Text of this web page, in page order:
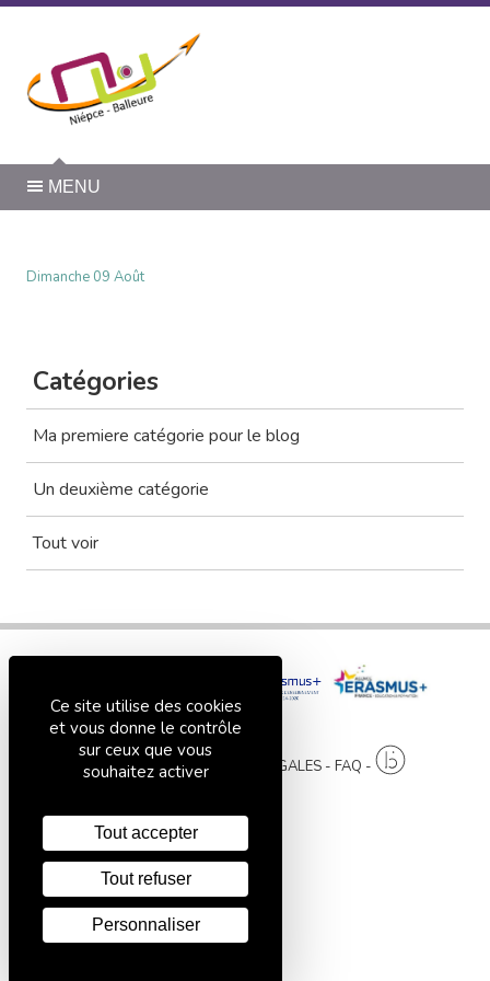
MENU
Dimanche 09 Août
Catégories
Ma premiere catégorie pour le blog
Un deuxième catégorie
Tout voir
PLAN DU SITE MENTIONS LÉGALES FAQ
Panneau de gestion des cookies
Ce site utilise des cookies
et vous donne le contrôle
sur ceux que vous
souhaitez activer
Tout accepter
Tout refuser
Personnaliser